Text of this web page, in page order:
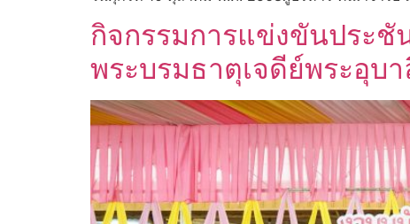
กิจกรรมการแข่งขันประ
พระบรมธาตุเจดีย์พระอุบ